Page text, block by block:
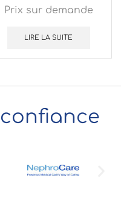
pour applications
Prix sur demande
LIRE LA SUITE